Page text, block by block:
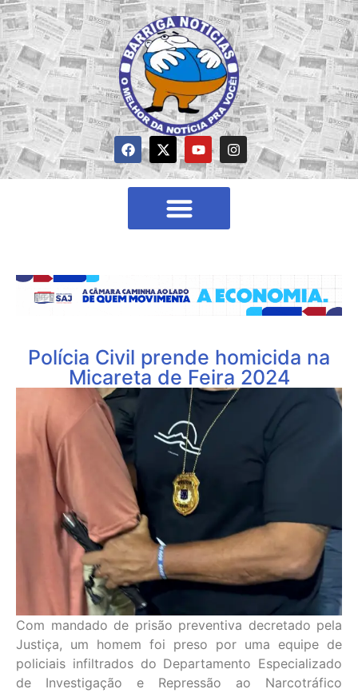
Polícia Civil prende homicida na
Micareta de Feira 2024
Com mandado de prisão preventiva decretado pela
Justiça, um homem foi preso por uma equipe de
policiais infiltrados do Departamento Especializado
de Investigação e Repressão ao Narcotráfico